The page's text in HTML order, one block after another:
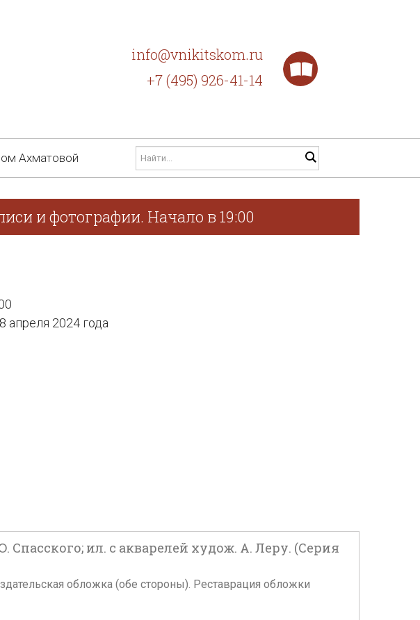
info@vnikitskom.ru
+7 (495) 926-41-14
Ахматовой
и фотографии. Начало в 19:00
апреля 2024 года
ил. с акварелей худож. А. Леру. (Серия
обложка (обе стороны). Реставрация обложки